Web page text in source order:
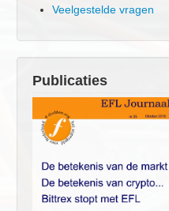
Veelgestelde vragen
Publicaties